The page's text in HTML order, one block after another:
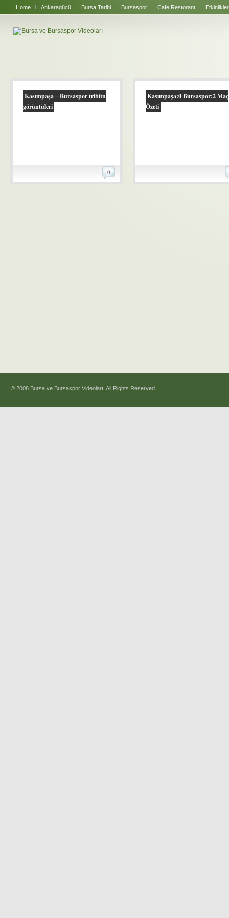
Home Ankaragücü Bursa Tarihi Bursaspor Cafe Restorant Etkinlikler
Kasımpaşa – Bursaspor tribün
görüntüleri
0
Kasımpaşa:0 Bursaspor:2 Maç
Özeti
© 2008 Bursa ve Bursaspor Videoları. All Rights Reserved.